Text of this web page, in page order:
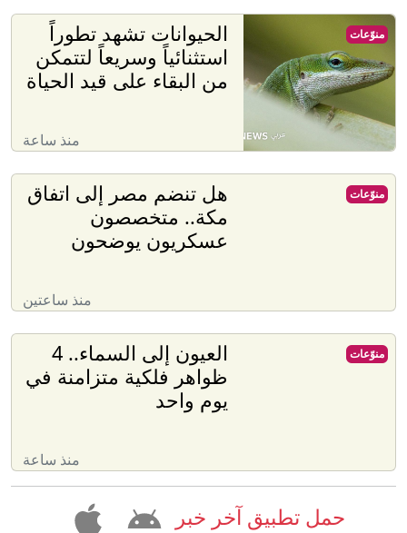
الحيوانات تشهد تطوراً
استثنائياً وسريعاً لتتمكن
من البقاء على قيد الحياة
منذ ساعة
منوّعات
هل تنضم مصر إلى اتفاق
مكة.. متخصصون
عسكريون يوضحون
منذ ساعتين
منوّعات
العيون إلى السماء.. 4
ظواهر فلكية متزامنة في
يوم واحد
منذ ساعة
منوّعات
حمل تطبيق آخر خبر